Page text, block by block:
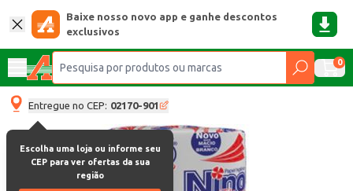
Baixe nosso novo app e ganhe descontos
exclusivos
0
Entregue no CEP: 02170-901
Escolha uma loja ou informe seu
CEP para ver ofertas da sua
região